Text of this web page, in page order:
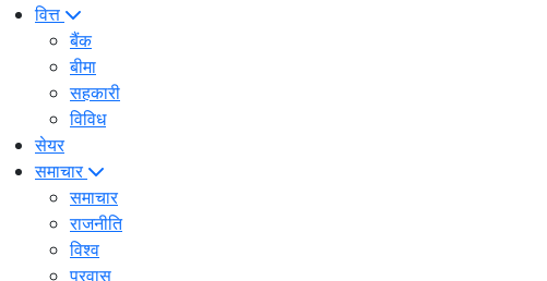
वित्त
बैंक
बीमा
सहकारी
विविध
सेयर
समाचार
समाचार
राजनीति
विश्व
प्रवास